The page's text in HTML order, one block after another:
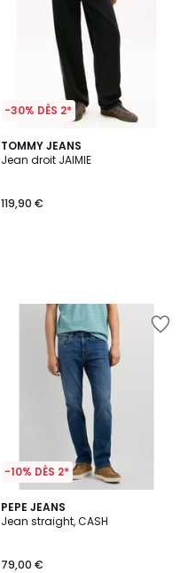
-30% DÈS 2*
TOMMY JEANS
Jean droit JAIMIE
119,90 €
-10% DÈS 2*
PEPE JEANS
Jean straight, CASH
79,00 €